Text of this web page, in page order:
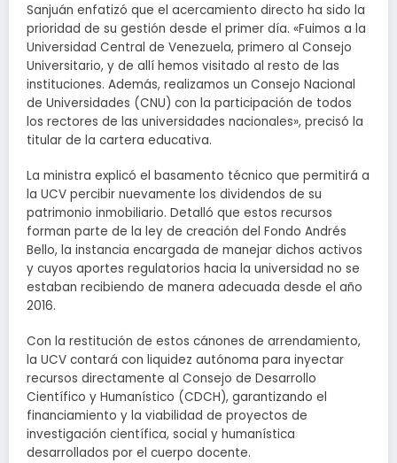
Sanjuán enfatizó que el acercamiento directo ha sido la
prioridad de su gestión desde el primer día. «Fuimos a la
Universidad Central de Venezuela, primero al Consejo
Universitario, y de allí hemos visitado al resto de las
instituciones. Además, realizamos un Consejo Nacional
de Universidades (CNU) con la participación de todos
los rectores de las universidades nacionales», precisó la
titular de la cartera educativa.
La ministra explicó el basamento técnico que permitirá a
la UCV percibir nuevamente los dividendos de su
patrimonio inmobiliario. Detalló que estos recursos
forman parte de la ley de creación del Fondo Andrés
Bello, la instancia encargada de manejar dichos activos
y cuyos aportes regulatorios hacia la universidad no se
estaban recibiendo de manera adecuada desde el año
2016.
Con la restitución de estos cánones de arrendamiento,
la UCV contará con liquidez autónoma para inyectar
recursos directamente al Consejo de Desarrollo
Científico y Humanístico (CDCH), garantizando el
financiamiento y la viabilidad de proyectos de
investigación científica, social y humanística
desarrollados por el cuerpo docente.